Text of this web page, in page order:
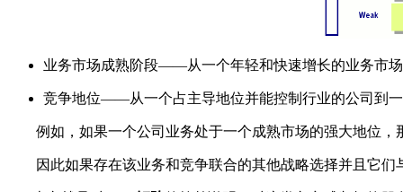
业务市场成熟阶段——从一个年轻和快速增长的业务市
竞争地位——从一个占主导地位并能控制行业的公司到
例如，如果一个公司业务处于一个成熟市场的强大地位，
因此如果存在该业务和竞争联合的其他战略选择并且它们